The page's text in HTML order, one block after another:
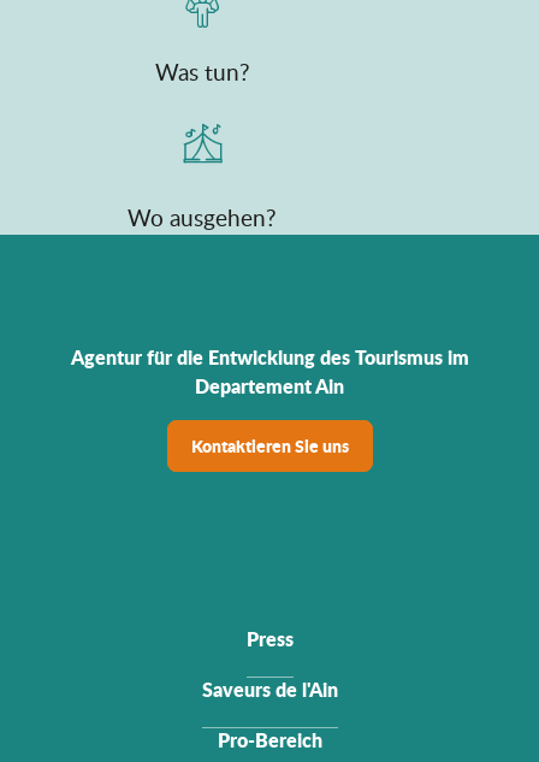
Was tun?
Wo ausgehen?
Agentur für die Entwicklung des Tourismus im
Departement Ain
Kontaktieren Sie uns
Press
Saveurs de l'Ain
Pro-Bereich